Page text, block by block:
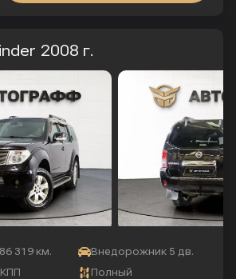
2008 г.
319 км.
Внедорожник 5 дв.
Полный